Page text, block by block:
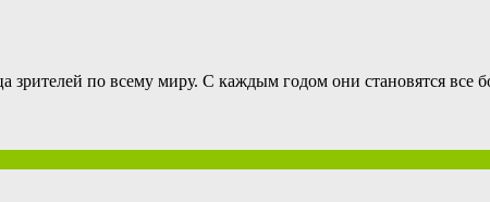
зрителей по всему миру. С каждым годом они становятся все